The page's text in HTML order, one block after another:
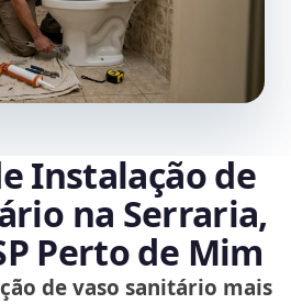
Instalação de
na Serraria,
Perto de Mim
de vaso sanitário mais